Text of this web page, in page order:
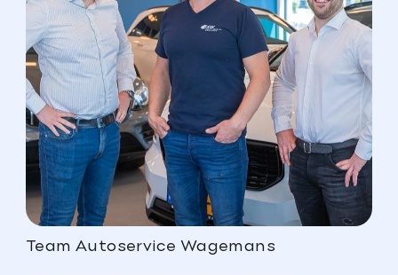
Team Autoservice Wagemans